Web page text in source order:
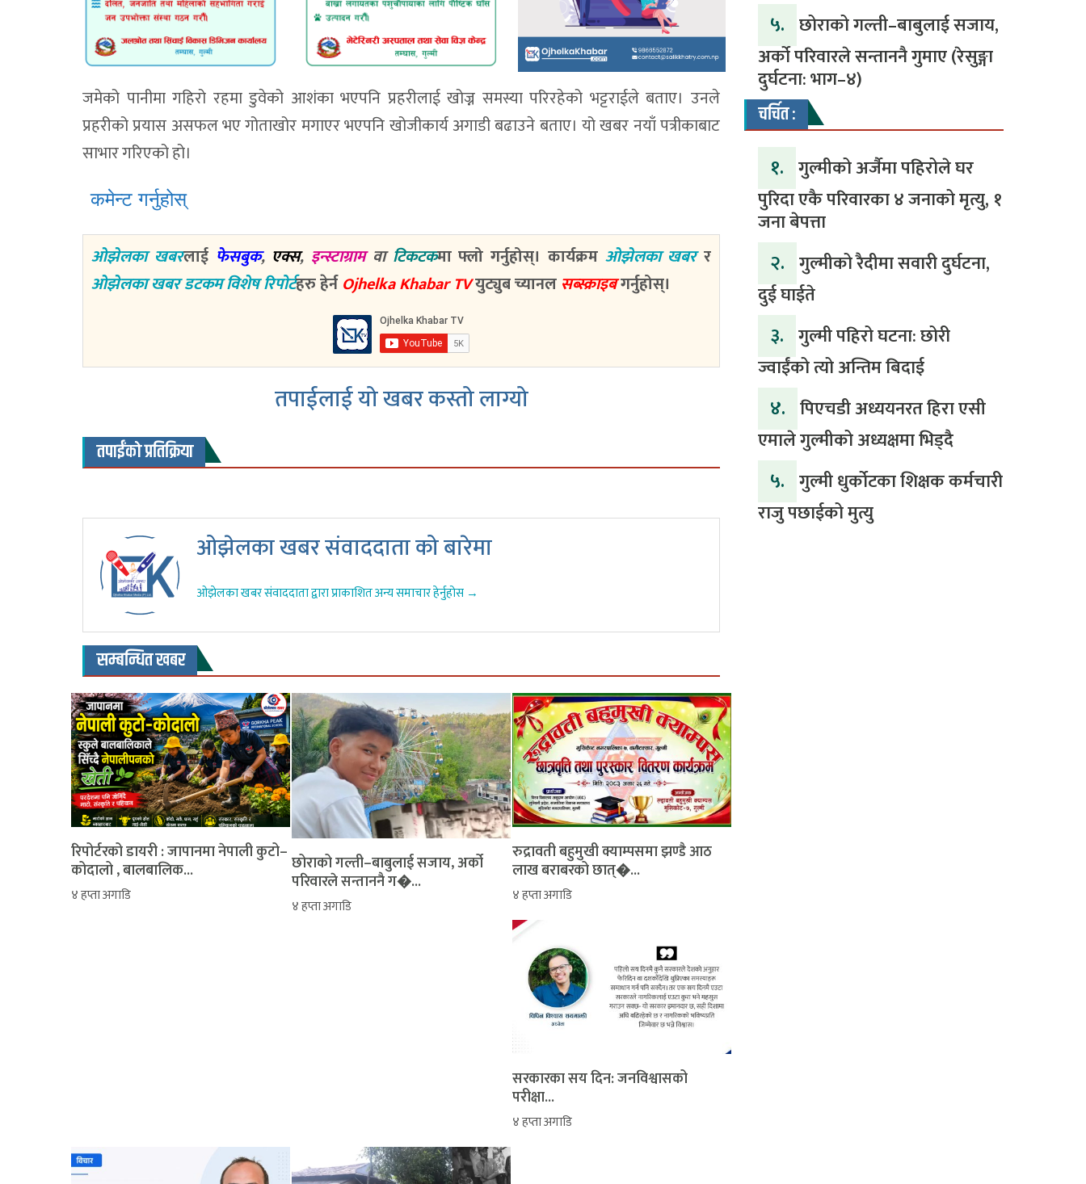
जमेको पानीमा गहिरो रहमा डुवेको आशंका भएपनि प्रहरीलाई खोज्न समस्या परिरहेको भट्टराईले बताए। उनले
प्रहरीको प्रयास असफल भए गोताखोर मगाएर भएपनि खोजीकार्य अगाडी बढाउने बताए। यो खबर नयाँ पत्रीकाबाट
साभार गरिएको हो।
कमेन्ट गर्नुहोस्
ओझेलका खबरलाई फेसबुक, एक्स, इन्स्टाग्रामवाटिकटकमा फ्लो गर्नुहोस्। कार्यक्रम ओझेलका खबरर
ओझेलका खबर डटकम विशेष रिपोर्टहरु हेर्नOjhelka Khabar TVयुट्युब च्यानल सब्स्क्राइबगर्नुहोस्।
तपाईलाई यो खबर कस्तो लाग्यो
तपाईंको प्रतिक्रिया
ओझेलका खबर संवाददाता को बारेमा
ओझेलका खबर संवाददाता द्वारा प्राकाशित अन्य समाचार हेर्नुहोस →
सम्बन्धित खबर
रिपोर्टरको डायरी : जापानमा नेपाली कुटो–
कोदालो , बालबालिक...
४ हप्ता अगाडि
‎​छोराको गल्ती–बाबुलाई सजाय, अर्को
परिवारले सन्ताननै ग�...
४ हप्ता अगाडि
रुद्रावती बहुमुखी क्याम्पसमा झण्डै आठ
लाख बराबरको छात्�...
४ हप्ता अगाडि
सरकारका सय दिन: जनविश्वासको
परीक्षा...
४ हप्ता अगाडि
५. ‎​छोराको गल्ती–बाबुलाई सजाय,
अर्को परिवारले सन्ताननै गुमाए (रेसुङ्गा
दुर्घटना: भाग–४) ‎
चर्चित :
१. गुल्मीको अर्जैमा पहिरोले घर
पुरिदा एकै परिवारका ४ जनाको मृत्यु, १
जना बेपत्ता
२. गुल्मीको रैदीमा सवारी दुर्घटना,
दुई घाईते
३. गुल्मी पहिरो घटना: छोरी
ज्वाईंको त्यो अन्तिम बिदाई
४. पिएचडी अध्ययनरत हिरा एसी
एमाले गुल्मीको अध्यक्षमा भिड्दै
५. गुल्मी धुर्कोटका शिक्षक कर्मचारी
राजु पछाईको मुत्यु